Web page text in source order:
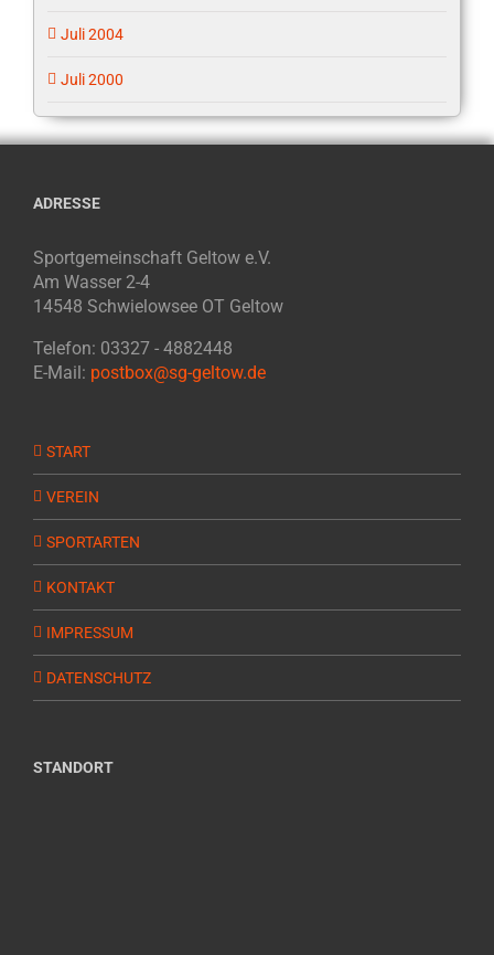
Juli 2004
Juli 2000
ADRESSE
Sportgemeinschaft Geltow e.V.
Am Wasser 2-4
14548 Schwielowsee OT Geltow
Telefon: 03327 - 4882448
E-Mail: postbox@sg-geltow.de
START
VEREIN
SPORTARTEN
KONTAKT
IMPRESSUM
DATENSCHUTZ
STANDORT